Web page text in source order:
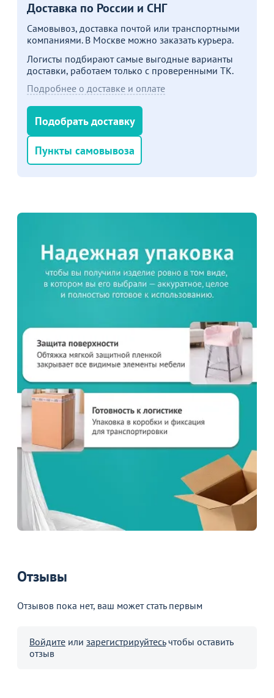
Доставка по России и СНГ
Самовывоз, доставка почтой или транспортными
компаниями. В Москве можно заказать курьера.
Логисты подбирают самые выгодные варианты
доставки, работаем только с проверенными ТК.
Подробнее о доставке и оплате
Подобрать доставку
Пункты самовывоза
Отзывы
Отзывов пока нет, ваш может стать первым
Войдите или зарегистрируйтесьчтобы оставить
отзыв
Больше не показывать это окно